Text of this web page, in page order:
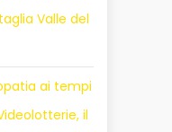
Valle del
ai tempi
il